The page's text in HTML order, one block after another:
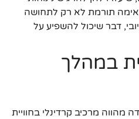
תורמת לא רק לתחושה
דבר שיכול להשפיע על
במהלך
מרכיב קרדינלי בחוויית